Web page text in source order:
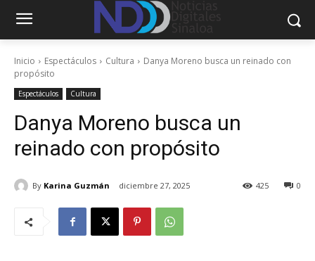
Inicio Espectáculos Cultura
Danya Moreno busca un reinado con
propósito
Espectáculos Cultura
Danya Moreno busca un
reinado con propósito
By Karina Guzmán diciembre 27, 2025 0
425